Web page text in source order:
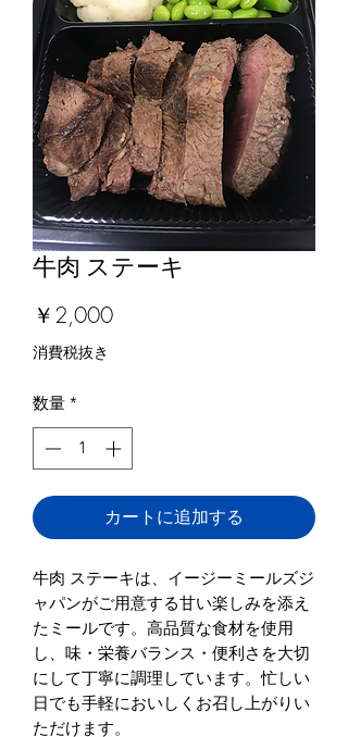
牛肉 ステーキ
￥2,000価
消費税抜き
数量 *
カートに追加する
牛肉 ステーキは、イージーミールズジ
ャパンがご用意する甘い楽しみを添え
たミールです。高品質な食材を使用
し、味・栄養バランス・便利さを大切
にして丁寧に調理しています。忙しい
日でも手軽においしくお召し上がりい
ただけます。